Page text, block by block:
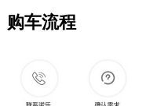
购车流程